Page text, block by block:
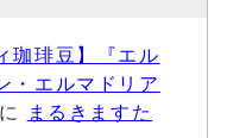
珈琲豆】『エル
・エルマドリア
に
まるきますた